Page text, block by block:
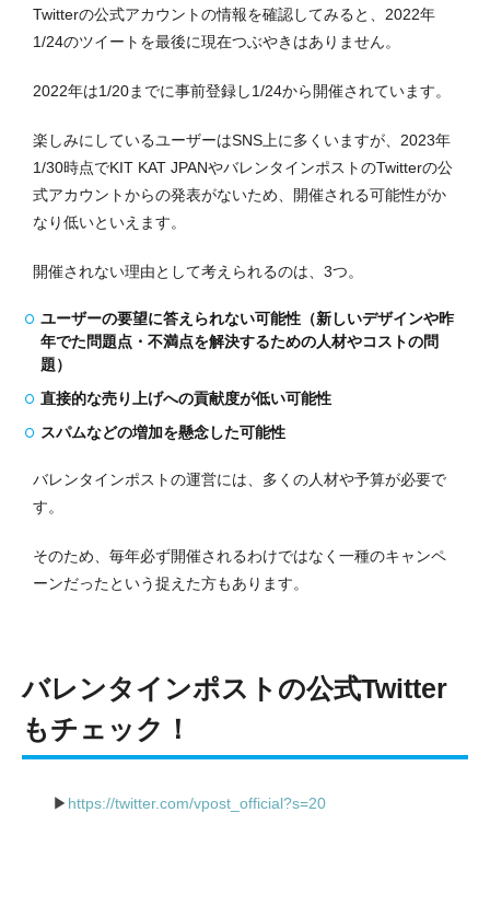
Twitterの公式アカウントの情報を確認してみると、2022年
1/24のツイートを最後に現在つぶやきはありません。
2022年は1/20までに事前登録し1/24から開催されています。
楽しみにしているユーザーはSNS上に多くいますが、2023年
1/30時点でKIT KAT JPANやバレンタインポストのTwitterの公
式アカウントからの発表がないため、開催される可能性がか
なり低いといえます。
開催されない理由として考えられるのは、3つ。
ユーザーの要望に答えられない可能性（新しいデザインや昨
年でた問題点・不満点を解決するための人材やコストの問
題）
直接的な売り上げへの貢献度が低い可能性
スパムなどの増加を懸念した可能性
バレンタインポストの運営には、多くの人材や予算が必要で
す。
そのため、毎年必ず開催されるわけではなく一種のキャンペ
ーンだったという捉えた方もあります。
バレンタインポストの公式Twitter
もチェック！
▶︎ https://twitter.com/vpost_official?s=20